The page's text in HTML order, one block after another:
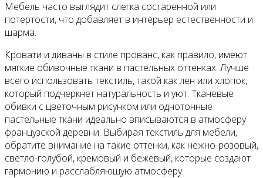
Мебель часто выглядит слегка состаренной или
потертости, что добавляет в интерьер естественности и
шарма.
Кровати и диваны в стиле прованс, как правило, имеют
мягкие обивочные ткани в пастельных оттенках. Лучше
всего использовать текстиль, такой как лен или хлопок,
который подчеркнет натуральность и уют. Тканевые
обивки с цветочным рисунком или однотонные
пастельные ткани идеально вписываются в атмосферу
французской деревни. Выбирая текстиль для мебели,
обратите внимание на такие оттенки, как нежно-розовый,
светло-голубой, кремовый и бежевый, которые создают
гармонию и расслабляющую атмосферу.